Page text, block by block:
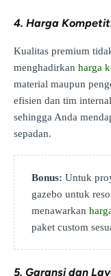
4. Harga
Kualitas premium
menghadirkan harga
material maupun
efisien dan tim
sehingga Anda
sepadan.
Bonus: Untuk
gazebo untuk
menawarkan
paket custom
5. Garansi dan